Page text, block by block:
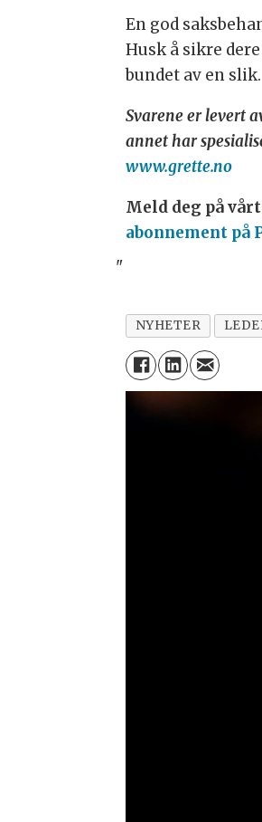
En god
Husk å sikre
bundet av en slik.
Svarene er levert
annet har
www.grette.no
Meld deg på vårt
abonnement på
"
NYHETER